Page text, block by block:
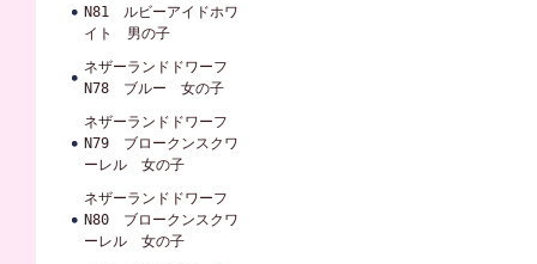
N81 ルビーアイドホワ
イト 男の子
ネザーランドドワーフ
N78 ブルー 女の子
ネザーランドドワーフ
N79 ブロークンスクワ
ーレル 女の子
ネザーランドドワーフ
N80 ブロークンスクワ
ーレル 女の子